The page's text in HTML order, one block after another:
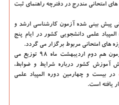
های امتحانی مندرج در دفترچه راهنمای ثبت
پیش بینی شده آزمون كارشناسی ارشد و
علمی دانشجویی كشور در ایام پنج
در آزمون هم دوم اردیبهشت ماه ۹۸ توزیع می
آموزش كشور درباره شرایط و ضوابط،
در بیست و چهارمین دوره المپیاد علمی